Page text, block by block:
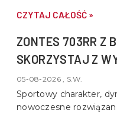
CZYTAJ CAŁOŚĆ »
ZONTES 703RR Z
SKORZYSTAJ Z
05-08-2026 , S.W.
Sportowy charakter,
nowoczesne